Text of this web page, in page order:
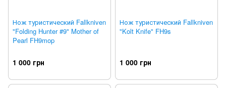
Нож туристический Fallkniven
"Folding Hunter #9" Mother of
Pearl FH9mop
1 000 грн
Нож туристический Fallkniven
"Kolt Knife" FH9s
1 000 грн